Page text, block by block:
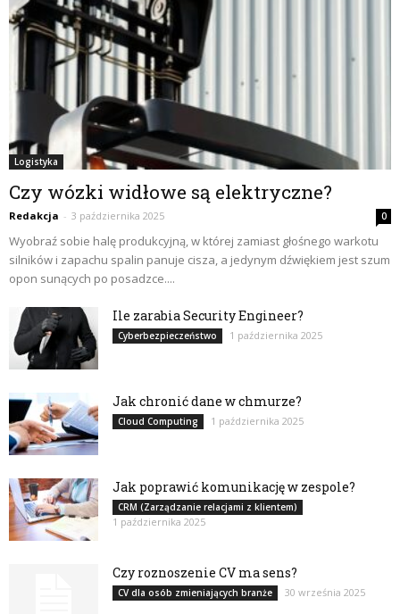
Logistyka
Czy wózki widłowe są elektryczne?
Redakcja - 3 października 2025 0
Wyobraź sobie halę produkcyjną, w której zamiast głośnego warkotu
silników i zapachu spalin panuje cisza, a jedynym dźwiękiem jest szum
opon sunących po posadzce....
Ile zarabia Security Engineer?
Cyberbezpieczeństwo 1 października 2025
Jak chronić dane w chmurze?
Cloud Computing 1 października 2025
Jak poprawić komunikację w zespole?
CRM (Zarządzanie relacjami z klientem)
1 października 2025
Czy roznoszenie CV ma sens?
CV dla osób zmieniających branże 30 września 2025